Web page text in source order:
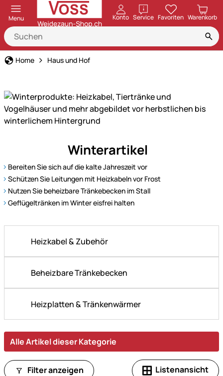
Menu Konto ServiceöffnenFavoriten Warenkorb
Home Haus und Hof
Winter
kommt
doch!
Passend
kalten
Jahreszeit:
Wintersortiment
Vogelhäusern
und
mehr.
Winterartikel
Bereiten Sie sich auf die kalte Jahreszeit vor
Schützen Sie Leitungen mit Heizkabeln vor Frost
Nutzen Sie beheizbare Tränkebecken im Stall
Geflügeltränken im Winter eisfrei halten
Heizkabel & Zubehör
Beheizbare Tränkebecken
Heizplatten & Tränkenwärmer
Alle Artikel dieser Kategorie
Filter anzeigen Listenansicht